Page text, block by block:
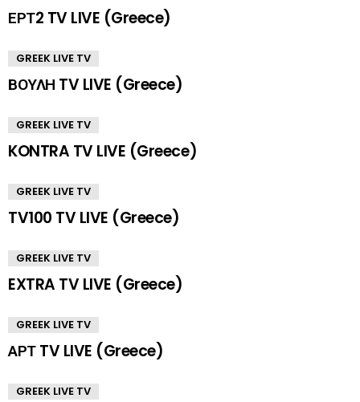
ΕΡΤ2 TV LIVE (Greece)
GREEK LIVE TV
ΒΟΥΛΗ TV LIVE (Greece)
GREEK LIVE TV
KONTRA TV LIVE (Greece)
GREEK LIVE TV
TV100 TV LIVE (Greece)
GREEK LIVE TV
EXTRA TV LIVE (Greece)
GREEK LIVE TV
ΑΡΤ TV LIVE (Greece)
GREEK LIVE TV